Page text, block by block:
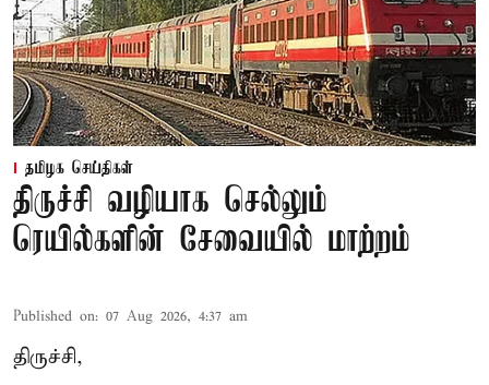
தமிழக செய்திகள்
திருச்சி வழியாக செல்லும்
ரெயில்களின் சேவையில் மாற்றம்
Published on: 07 Aug 2026, 4:37 am
திருச்சி,